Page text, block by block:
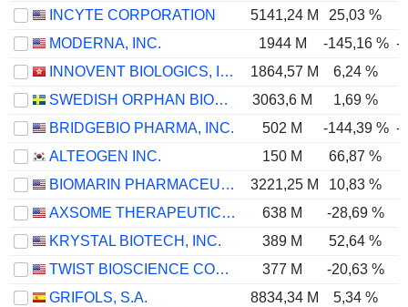
INCYTE CORPORATION
5141,24 M 25,03 %
MODERNA, INC.
1944 M -145,16 % -
INNOVENT BIOLOGICS, INC.
1864,57 M 6,24 %
SWEDISH ORPHAN BIOVITRUM AB
3063,6 M 1,69 %
BRIDGEBIO PHARMA, INC.
502 M -144,39 % -
ALTEOGEN INC.
150 M 66,87 %
BIOMARIN PHARMACEUTICAL INC.
3221,25 M 10,83 %
AXSOME THERAPEUTICS, INC.
638 M -28,69 %
KRYSTAL BIOTECH, INC.
389 M 52,64 %
TWIST BIOSCIENCE CORPORATION
377 M -20,63 %
GRIFOLS, S.A.
8834,34 M 5,34 %